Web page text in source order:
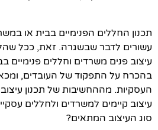
תכנון החללים הפנימיים בבית או
עשורים לדבר שבשגרה. זאת, ככל
עיצוב פנים משרדים וחללים פנימיים
בהכרח על התפקוד של העובדים,
העסקיות. מההחשיבות של תכנון
עיצוב קיימים למשרדים ולחללים
סוג העיצוב המתאים?